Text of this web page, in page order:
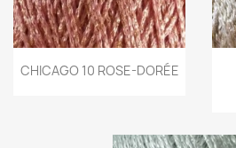
CHICAGO 10 ROSE-DORÉE